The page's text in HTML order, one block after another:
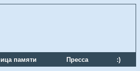
памяти Пресса :)